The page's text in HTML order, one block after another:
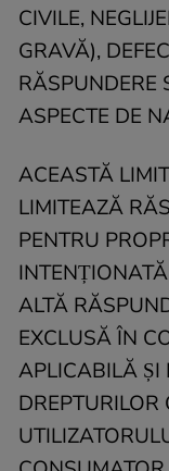
CIVILE,
GRAVĂ),
RĂSPUNDERE
ASPECTE DE
ACEASTĂ
LIMITEAZĂ
PENTRU
ALTĂ
EXCLUSĂ ÎN
APLICABILĂ ȘI
DREPTURILOR